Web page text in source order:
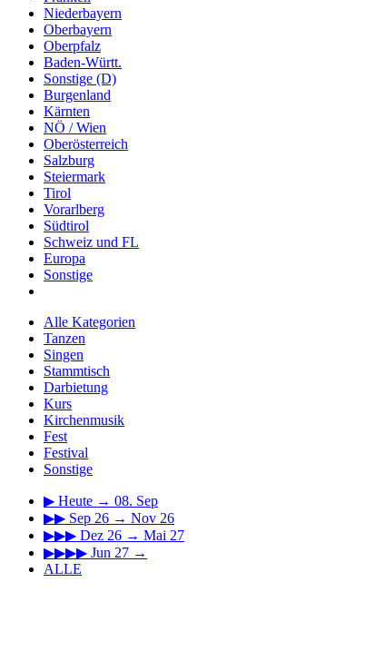
Niederbayern
Oberbayern
Oberpfalz
Baden-Württ.
Sonstige (D)
Burgenland
Kärnten
NÖ / Wien
Oberösterreich
Salzburg
Steiermark
Tirol
Vorarlberg
Südtirol
Schweiz und FL
Europa
Sonstige
Alle Kategorien
Tanzen
Singen
Stammtisch
Darbietung
Kurs
Kirchenmusik
Fest
Festival
Sonstige
▶ Heute → 08. Sep
▶▶ Sep 26 → Nov 26
▶▶▶ Dez 26 → Mai 27
▶▶▶▶ Jun 27 →
ALLE